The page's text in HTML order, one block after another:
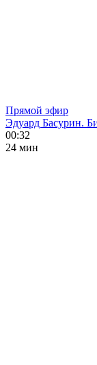
Прямой эфир
Эдуард Басурин.
00:32
24 мин